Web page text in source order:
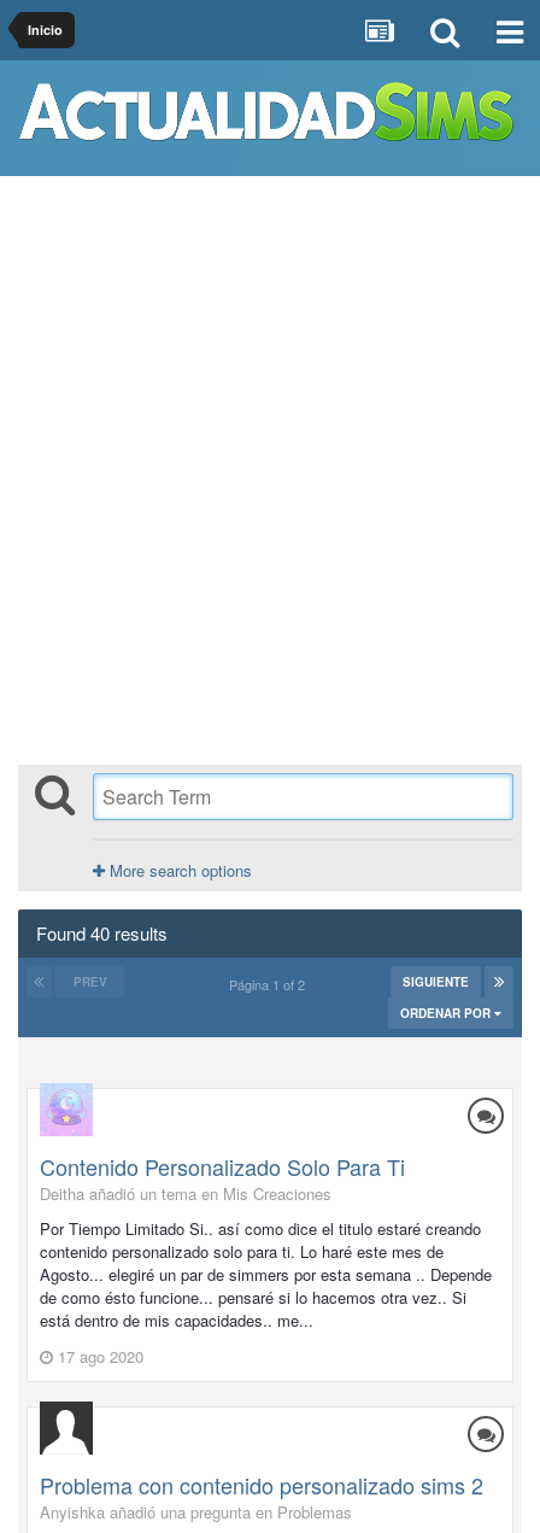
Inicio
More search options
Found 40 results
PREV SIGUIENTE
Página 1 of 2
ORDENAR POR
Contenido Personalizado Solo Para Ti
Deitha añadió un tema en Mis Creaciones
Por Tiempo Limitado Si.. así como dice el titulo estaré creando
contenido personalizado solo para ti. Lo haré este mes de
Agosto... elegiré un par de simmers por esta semana .. Depende
de como ésto funcione... pensaré si lo hacemos otra vez.. Si
está dentro de mis capacidades.. me...
17 ago 2020
Problema con contenido personalizado sims 2
Anyishka añadió una pregunta en Problemas